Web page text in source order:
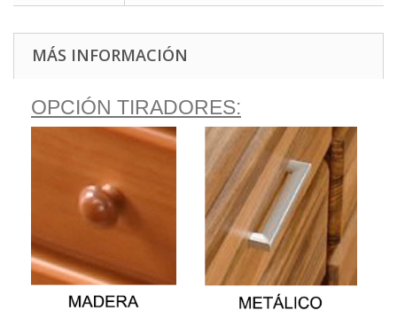
MÁS INFORMACIÓN
OPCIÓN TIRADORES: